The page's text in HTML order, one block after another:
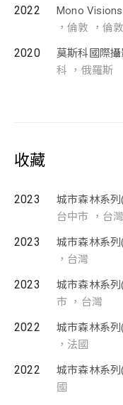
2022 Mono
，倫敦 ，倫敦
2020 莫斯科國際
科 ，俄羅斯
收藏
2023 城市森林系
台中市 ，台灣
2023 城市森林系
，台灣
2023 城市森林系
市 ，台灣
2022 城市森林系
，法國
2022 城市森林系
國